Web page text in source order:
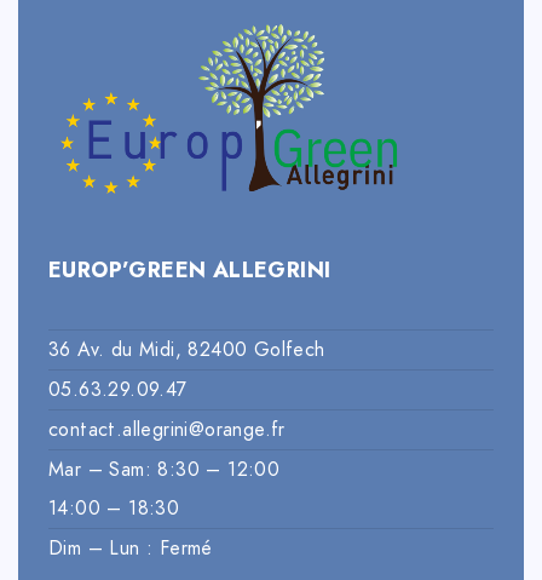
EUROP’GREEN ALLEGRINI
36 Av. du Midi, 82400 Golfech
05.63.29.09.47
contact.allegrini@orange.fr
Mar – Sam: 8:30 – 12:00
14:00 – 18:30
Dim – Lun : Fermé